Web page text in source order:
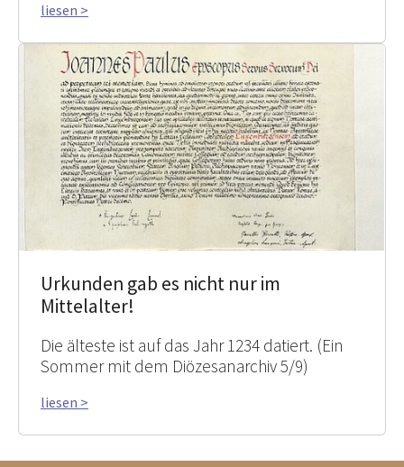
liesen >
Urkunden gab es nicht nur im
Mittelalter!
Die älteste ist auf das Jahr 1234 datiert. (Ein
Sommer mit dem Diözesanarchiv 5/9)
liesen >